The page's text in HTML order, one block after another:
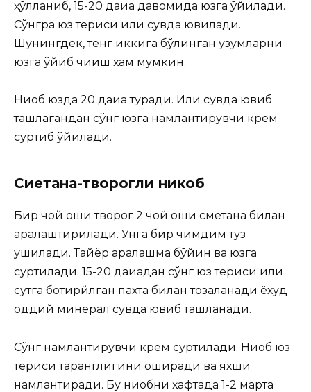
ҳўлланиб, 15-20 дақиқа давомида юзга қўйилади.
Сўнгра юз териси илиқ сувда ювилади.
Шунингдек, тенг иккига бўлинган узумларни
юзга қўйиб чиқиш ҳам мумкин.
Ниқоб юзда 20 дақиқа туради. Илиқ сувда ювиб
ташлагандан сўнг юзга намлантирувчи крем
суртиб қўйилади.
Сиетана-творогли никоб
Бир чой қошиқ творог 2 чой қошиқ сметана билан
аралаштирилади. Унга бир чимдим туз
қушилади. Тайёр аралашма бўйин ва юзга
суртилади. 15-20 дақиқадан сўнг юз териси илиқ
сутга ботирйлган пахта билан тозаланади ёхуд
оддий минерал сувда ювиб ташланади.
Сўнг намлантирувчи крем суртилади. Ниқоб юз
териси таранглигини оширади ва яхши
намлантиради. Бу ниқобни ҳафтада 1-2 марта